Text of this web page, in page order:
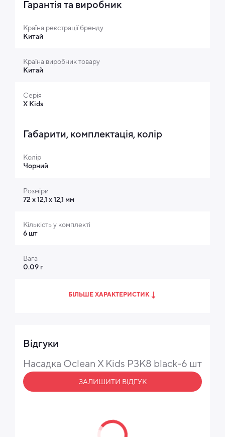
Гарантія та виробник
Країна реєстрації бренду
Китай
Країна виробник товару
Китай
Серія
X Kids
Габарити, комплектація, колір
Колір
Чорний
Розміри
72 х 12,1 х 12,1 мм
Кількість у комплекті
6 шт
Вага
0.09 г
БІЛЬШЕ ХАРАКТЕРИСТИК
Відгуки
Насадка Oclean X Kids P3K8 black-6 шт
ЗАЛИШИТИ ВІДГУК